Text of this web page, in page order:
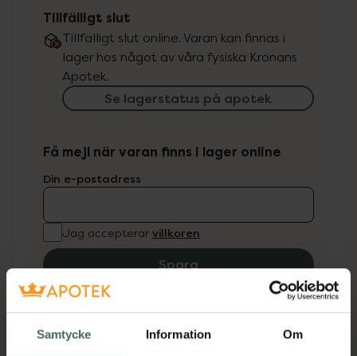
Samtycke Information Om
Tillfälligt slut
Tillfälligt slut online. Varan kan finnas i
lager hos något av våra fysiska Kronans
Apotek.
Se lagerstatus på apotek
Få mejl när varan finns i lager online
Din e-postadress
Jag accepterar villkoren
Spara
Fler produkter från Nutridrink
Aktuella erbjudanden